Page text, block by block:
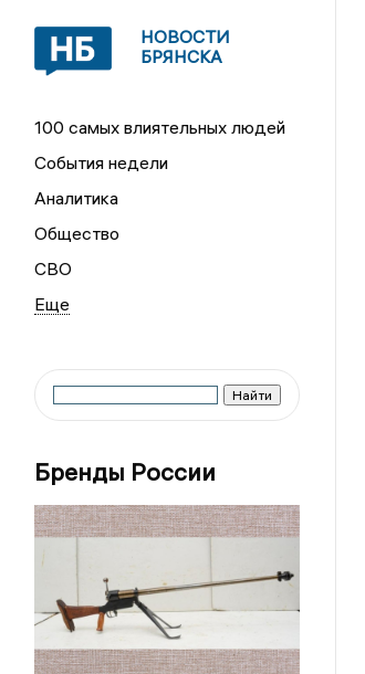
НОВОСТИ
БРЯНСКА
100 самых влиятельных людей
События недели
Аналитика
Общество
СВО
Бренды России